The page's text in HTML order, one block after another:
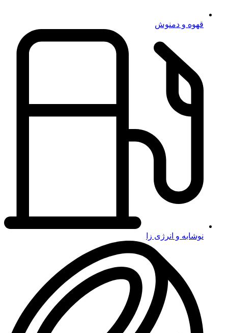
قهوه و دمنوش
نوشابه و انرژی زا